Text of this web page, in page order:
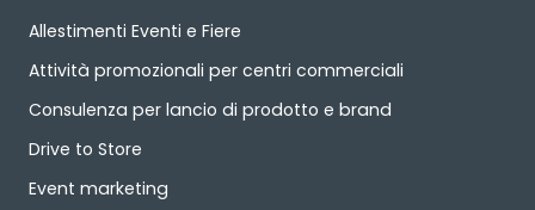
Allestimenti Eventi e Fiere
Attività promozionali per centri commerciali
Consulenza per lancio di prodotto e brand
Drive to Store
Event marketing